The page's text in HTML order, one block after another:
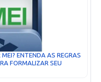
ENTENDA AS REGRAS
FORMALIZAR SEU